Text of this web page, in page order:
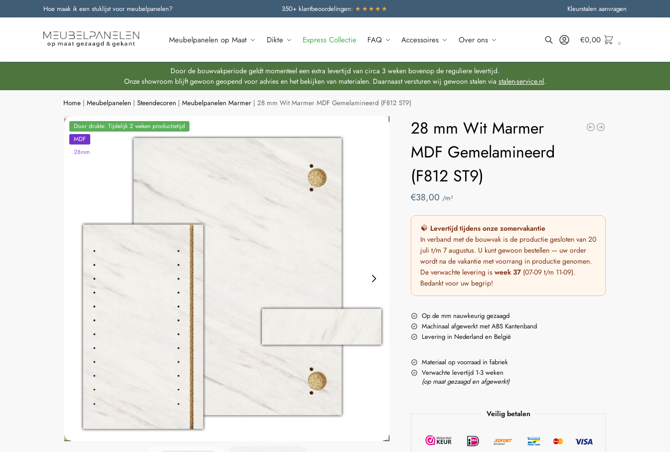
Hoe maak ik een stuklijst voor meubelpanelen? 350+ klantbeoordelingen: ★★★★★ Kleurstalen aanvragen
Meubelpanelen op Maat Dikte Express Collectie FAQ Accessoires Over ons
Onze nieuwste producten
€0,00 0
Door de bouwvakperiode geldt momenteel een extra levertijd van circa 3 weken bovenop de reguliere levertijd.
Onze showroom blijft gewoon geopend voor advies en het bekijken van materialen. Daarnaast versturen wij gewoon stalen via stalen-service.nl.
Home |Meubelpanelen |Steendecoren |Meubelpanelen Marmer |28 mm Wit Marmer MDF Gemelamineerd (F812 ST9)
Door drukte: Tijdelijk 2 weken productietijd
MDF
28mm
28 mm Wit Marmer
MDF Gemelamineerd
(F812 ST9)
€38,00 /m²
Levertijd tijdens onze zomervakantie
In verband met de bouwvak is de productie gesloten van 20
juli t/m 7 augustus. U kunt gewoon bestellen — uw order
wordt na de vakantie met voorrang in productie genomen.
De verwachte levering isweek 37 (07-09 t/m 11-09).
Bedankt voor uw begrip!
Op de mm nauwkeurig gezaagd
Machinaal afgewerkt met ABS Kantenband
Levering in Nederland en België
Materiaal op voorraad in fabriek
Verwachte levertijd 1-3 weken
(op maat gezaagd en afgewerkt)
Veilig betalen